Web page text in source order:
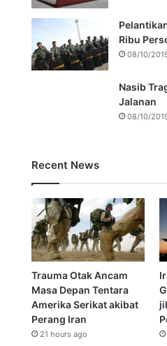
Ribu
08/10/
Nasib
Jalanan
08/10/
Recent News
Trauma Otak Ancam
Masa Depan Tentara
Amerika Serikat akibat
Perang Iran
21 hours ago